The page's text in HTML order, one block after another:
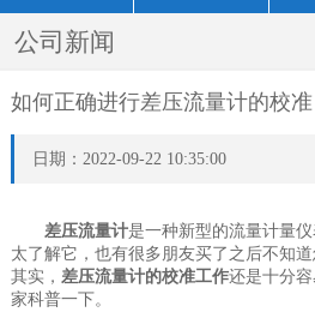
公司新闻
如何正确进行差压流量计的校准
日期：2022-09-22 10:35:00
差压流量计是一种新型的流量计量
太了解它，也有很多朋友买了之后不知道
其实， 差压流量计的校准工作还是十分
家科普一下。